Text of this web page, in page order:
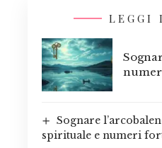
LEGGI
Sognare
spirituale e numeri